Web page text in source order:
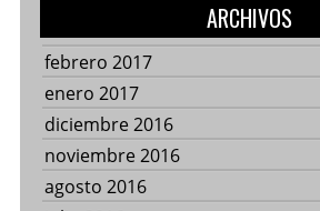
ARCHIVOS
febrero 2017
enero 2017
diciembre 2016
noviembre 2016
agosto 2016